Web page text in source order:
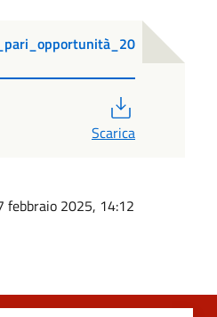
Scarica
febbraio 2025, 14:12